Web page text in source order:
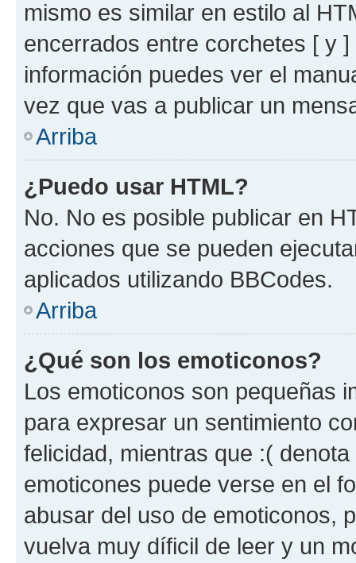
mismo es similar en estilo al
encerrados entre corchetes [ y
información puedes ver el
vez que vas a publicar un
Arriba
¿Puedo usar HTML?
No. No es posible publicar en
acciones que se pueden
aplicados utilizando BBCodes.
Arriba
¿Qué son los emoticonos?
Los emoticonos son pequeñas
para expresar un sentimiento
felicidad, mientras que :(
emoticones puede verse en el
abusar del uso de emoticonos,
vuelva muy díficil de leer y un